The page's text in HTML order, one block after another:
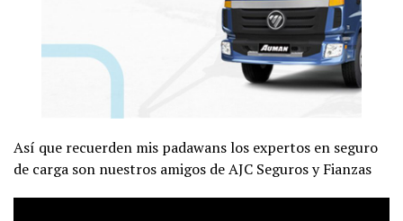
Así que recuerden mis padawans los expertos en seguro
de carga son nuestros amigos de AJC Seguros y Fianzas